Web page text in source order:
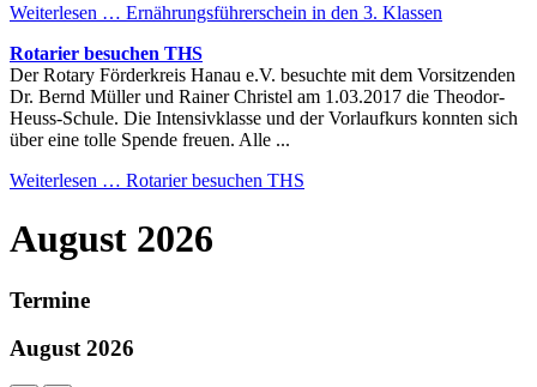
Weiterlesen … Ernährungsführerschein in den 3. Klassen
Rotarier besuchen THS
Der Rotary Förderkreis Hanau e.V. besuchte mit dem Vorsitzenden
Dr. Bernd Müller und Rainer Christel am 1.03.2017 die Theodor-
Heuss-Schule. Die Intensivklasse und der Vorlaufkurs konnten sich
über eine tolle Spende freuen. Alle ...
Weiterlesen … Rotarier besuchen THS
August 2026
Termine
August 2026